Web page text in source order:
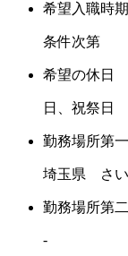
希望入職時期
条件次第
希望の休日
日、祝祭日
勤務場所第
埼玉県 さい
勤務場所第
-